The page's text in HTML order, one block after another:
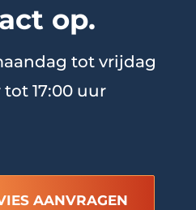
op.
tot vrijdag
17:00 uur
AANVRAGEN